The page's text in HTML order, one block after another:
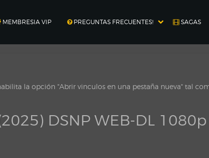
MEMBRESIA VIP PREGUNTAS FRECUENTES! SAGAS
la opción "Abrir vinculos en una pestaña nueva" tal
DSNP WEB-DL 1080p